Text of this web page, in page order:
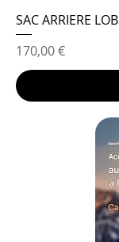
SAC ARRIERE
Prix
170,00 €